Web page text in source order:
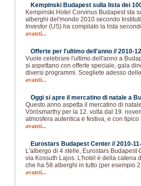
Kempinski Budapest sulla lista dei
Kempinski Hotel Corvinus Budapest sta
alberghi del'mondo 2010 secondo
Investor (US) ha compilato la lista
avanti...
Offerte per l'ultimo dell'anno //2010-
Vuole celebrare l'ultimo dell'anno a
si aspettano con offerte speciale, gala
diversi programmi. Scegliete adesso
avanti...
Oggi si apre il mercatino di natale a
Questo anno aspetta il mercatino di
Vörösmarthy per la 12. volta dal 19.
atmosfera autentica e festiva, e con
avanti...
Eurostars Budapest Center //2010-
L'albergo di 4 stelle, Eurostars Budapest
via Kossuth Lajos. L'hotel é della catena
che ha 58 alberghi in tutto (per esempio
avanti...